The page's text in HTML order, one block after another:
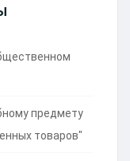
предмету
товаров"